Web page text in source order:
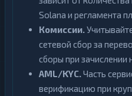
Solana и регламента
Комиссии.
сетевой сбор за
сборы при зачислении
AML/KYC.Часть
верификацию при